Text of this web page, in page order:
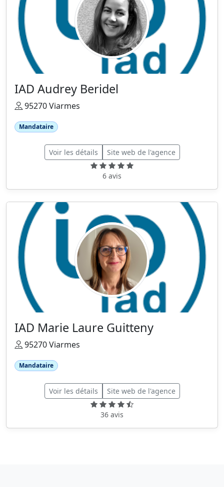
IAD Audrey Beridel
95270 Viarmes
Mandataire
Voir les détails Site web de l'agence
6 avis
IAD Marie Laure Guitteny
95270 Viarmes
Mandataire
Voir les détails Site web de l'agence
36 avis